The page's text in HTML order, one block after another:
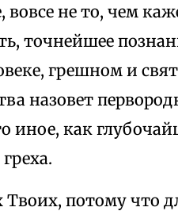
не то, чем
точнейшее
грешном и
назовет
иное, как
потому что